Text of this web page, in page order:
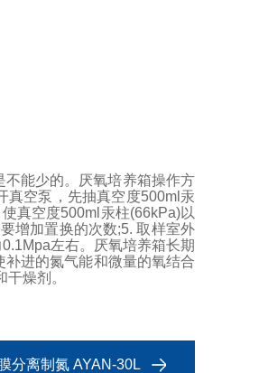
能少的。
厌氧培养箱操作方
真空泵，先抽真空度500ml汞
真空度500ml汞柱(66kPa)以
增加置换的次数;5. 取样室外
左右。
厌氧培养箱长期
进的氮气能和微量的氧结合
燥剂。
分离制氮 AYAN-30L